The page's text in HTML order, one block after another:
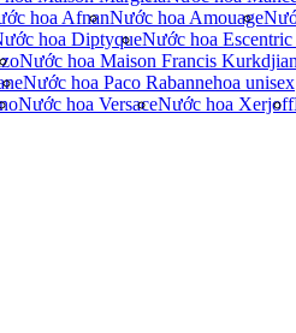
hoa AfnanNước hoa Amouage
hoa DiptyqueNước hoa
Nước hoa Maison Francis
Nước hoa Paco Rabanne
Nước hoa VersaceNước hoa Xerjoff
hoa unisex